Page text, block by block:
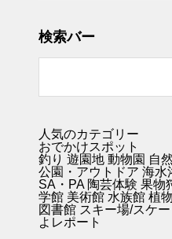
検索バー
人気のカテゴリー
おでかけスポット
釣り 遊園地 動物園 自
公園・アウトドア 海水
SA・PA 陶芸体験 果物
学館 美術館 水族館 植
図書館 スキー場/スケ
よレポート